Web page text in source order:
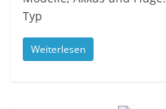
Typ
Weiterlesen